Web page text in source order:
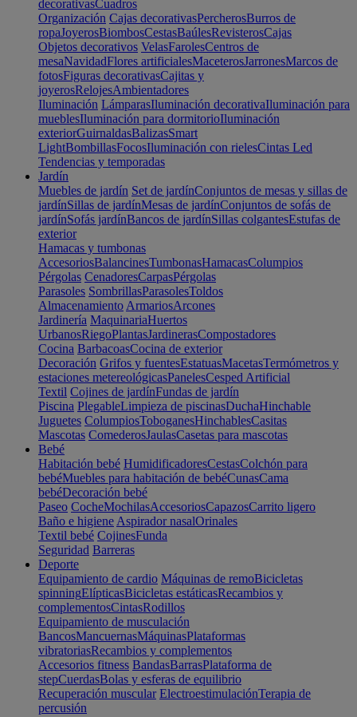
decorativasCuadros
Organización Cajas decorativasPercherosBurros de
ropaJoyerosBiombosCestasBaúlesRevisterosCajas
Objetos decorativos VelasFarolesCentros de
mesaNavidadFlores artificialesMaceterosJarronesMarcos de
fotosFiguras decorativasCajitas y
joyerosRelojesAmbientadores
Iluminación LámparasIluminación decorativaIluminación para
mueblesIluminación para dormitorioIluminación
exteriorGuirnaldasBalizasSmart
LightBombillasFocosIluminación con rielesCintas Led
Tendencias y temporadas
Jardín
Muebles de jardín Set de jardínConjuntos de mesas y sillas de
jardínSillas de jardínMesas de jardínConjuntos de sofás de
jardínSofás jardínBancos de jardínSillas colgantesEstufas de
exterior
Hamacas y tumbonas
AccesoriosBalancinesTumbonasHamacasColumpios
Pérgolas CenadoresCarpasPérgolas
Parasoles SombrillasParasolesToldos
Almacenamiento ArmariosArcones
Jardinería MaquinariaHuertos
UrbanosRiegoPlantasJardinerasCompostadores
Cocina BarbacoasCocina de exterior
Decoración Grifos y fuentesEstatuasMacetasTermómetros y
estaciones metereológicasPanelesCesped Artificial
Textil Cojines de jardínFundas de jardín
Piscina PlegableLimpieza de piscinasDuchaHinchable
Juguetes ColumpiosToboganesHinchablesCasitas
Mascotas ComederosJaulasCasetas para mascotas
Bebé
Habitación bebé HumidificadoresCestasColchón para
bebéMuebles para habitación de bebéCunasCama
bebéDecoración bebé
Paseo CocheMochilasAccesoriosCapazosCarrito ligero
Baño e higiene Aspirador nasalOrinales
Textil bebé CojinesFunda
Seguridad Barreras
Deporte
Equipamiento de cardio Máquinas de remoBicicletas
spinningElípticasBicicletas estáticasRecambios y
complementosCintasRodillos
Equipamiento de musculación
BancosMancuernasMáquinasPlataformas
vibratoriasRecambios y complementos
Accesorios fitness BandasBarrasPlataforma de
stepCuerdasBolas y esferas de equilibrio
Recuperación muscular ElectroestimulaciónTerapia de
percusión